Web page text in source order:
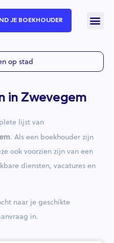
JE BOEKHOUDER
op stad
in Zwevegem
lijst van
. Als een boekhouder zijn
ook voorzien zijn van een
diensten, vacatures en
naar je geschikte
in.